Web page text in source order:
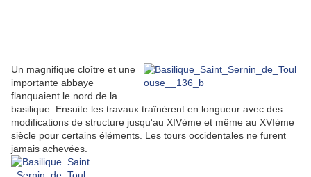
Un magnifique cloître et une
importante abbaye
flanquaient le nord de la
basilique. Ensuite les travaux traînèrent en longueur avec des
modifications de structure jusqu'au XIVème et même au XVIème
siècle pour certains éléments. Les tours occidentales ne furent
jamais achevées.